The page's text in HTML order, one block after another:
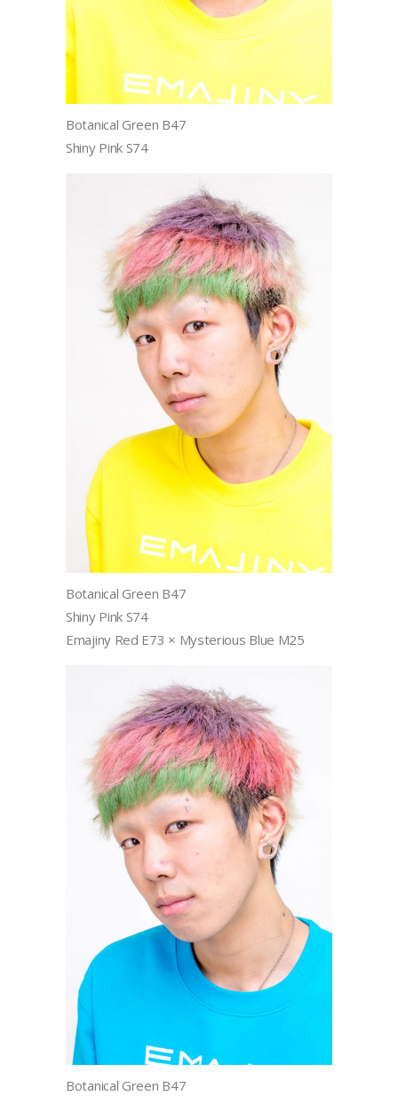
Botanical Green B47
Shiny Pink S74
Botanical Green B47
Shiny Pink S74
Emajiny Red E73 × Mysterious Blue M25
Botanical Green B47